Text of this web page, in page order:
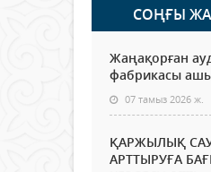
СОҢҒЫ
Жаңақорған
фабрикасы
07 тамыз 2026 ж.
ҚАРЖЫЛЫҚ
АРТТЫРУҒА